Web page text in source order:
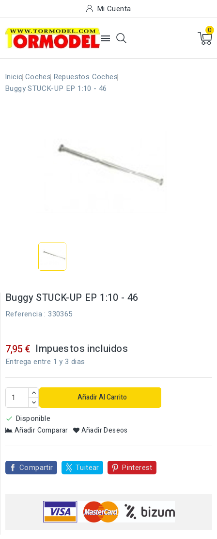
Mi Cuenta

0
Inicio Coches Repuestos Coches
Buggy STUCK-UP EP 1:10 - 46
Buggy STUCK-UP EP 1:10 - 46
Referencia : 330365
7,95 € Impuestos incluidos
Entrega entre 1 y 3 dias
Añadir Al Carrito
 Disponible
Añadir Comparar Añadir Deseos
Compartir Tuitear Pinterest